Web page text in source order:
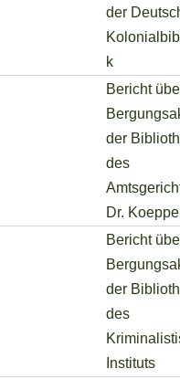
der
k
Bericht
der
des
Dr.
Bericht
der
des
Instituts